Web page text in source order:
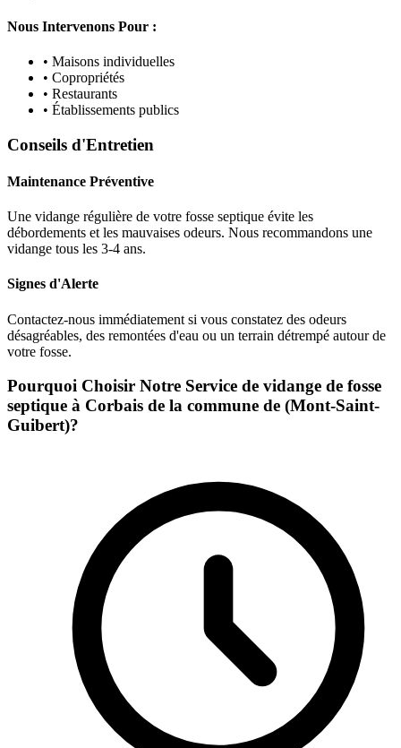
Nous Intervenons Pour :
• Maisons individuelles
• Copropriétés
• Restaurants
• Établissements publics
Conseils d'Entretien
Maintenance Préventive
Une vidange régulière de votre fosse septique évite les
débordements et les mauvaises odeurs. Nous recommandons une
vidange tous les 3-4 ans.
Signes d'Alerte
Contactez-nous immédiatement si vous constatez des odeurs
désagréables, des remontées d'eau ou un terrain détrempé autour de
votre fosse.
Pourquoi Choisir Notre Service de vidange de fosse
septique à Corbais de la commune de (Mont-Saint-
Guibert)?